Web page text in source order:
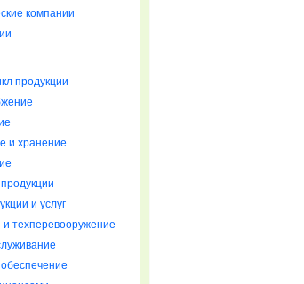
компании
продукции
и хранение
и услуг
и техперевооружение